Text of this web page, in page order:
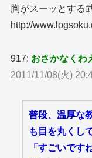
胸がスーッとする
http://
917: おさかなくわ
2011/11/08(火)
普段、温厚な
も目を丸くし
「すごいです